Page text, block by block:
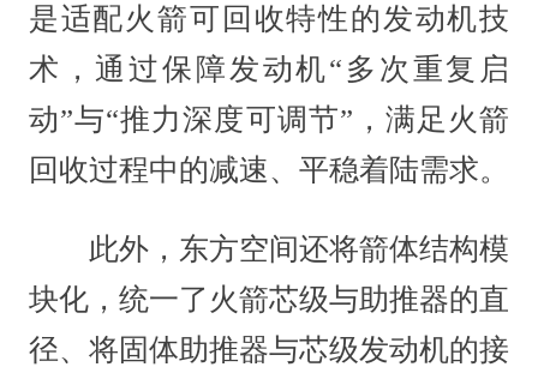
是适配火箭可回收特性的发动机技
术，通过保障发动机“多次重复启
动”与“推力深度可调节”，满足火箭
回收过程中的减速、平稳着陆需求。
此外，东方空间还将箭体结构模
块化，统一了火箭芯级与助推器的直
径、将固体助推器与芯级发动机的接